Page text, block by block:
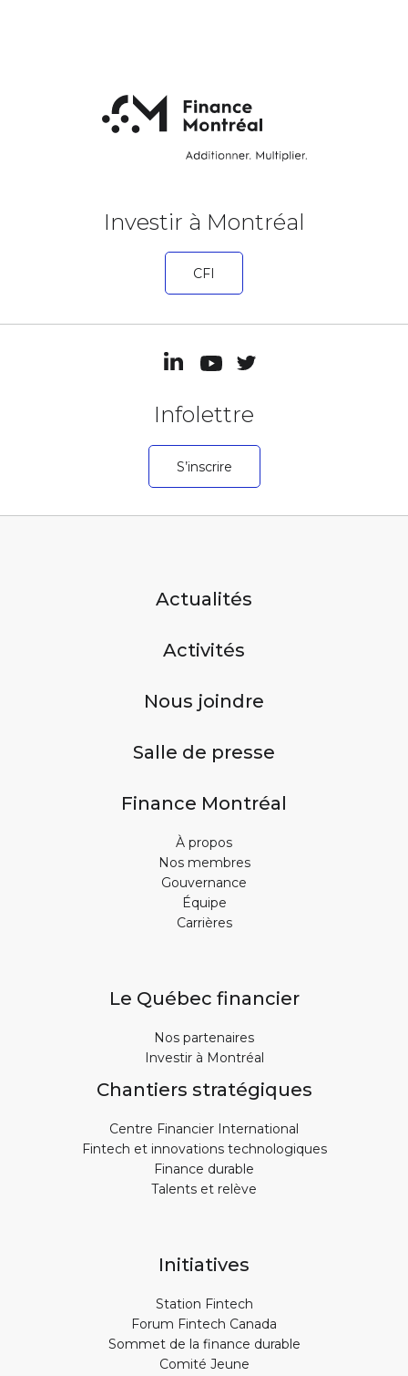
Investir à Montréal
CFI
Infolettre
S’inscrire
Actualités
Activités
Nous joindre
Salle de presse
Finance Montréal
À propos
Nos membres
Gouvernance
Équipe
Carrières
Le Québec financier
Nos partenaires
Investir à Montréal
Chantiers stratégiques
Centre Financier International
Fintech et innovations technologiques
Finance durable
Talents et relève
Initiatives
Station Fintech
Forum Fintech Canada
Sommet de la finance durable
Comité Jeune